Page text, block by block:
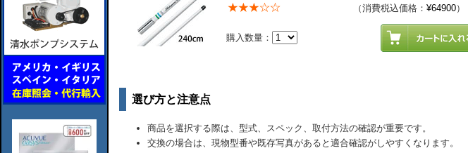
（消費税込価格： ¥64900）
購入数量：
選び方と注意点
商品を選択する際は、型式、スペック、取付方法の確認が重要です。
交換の場合は、現物型番や既存写真があると適合確認がしやすくなります。